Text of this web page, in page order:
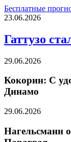
Бесплатные
23.06.2026
Гаттузо
29.06.2026
Кокорин: С
Динамо
29.06.2026
Нагельсманн